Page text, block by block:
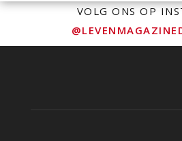
VOLG ONS OP